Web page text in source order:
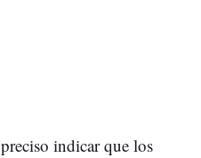
indicar que los